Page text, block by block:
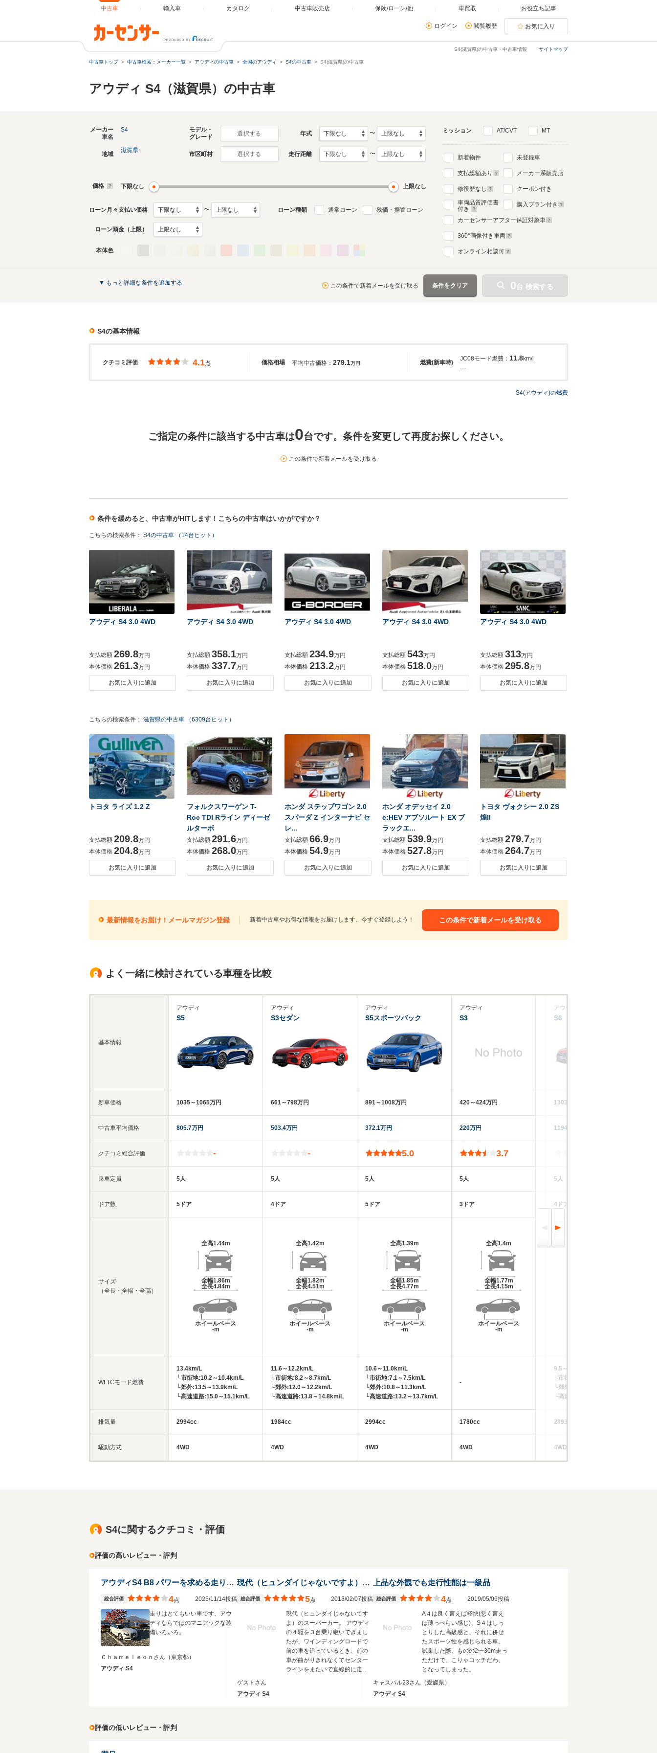
中古車 輸入車 カタログ 中古車販売店 保険/ローン/他 車買取 お役立ち記事
ログイン 閲覧履歴 お気に入り
サイトマップ
S4(滋賀県)の中古車・中古車情報
中古車トップ 中古車検索：メーカー一覧 アウディの中古車 全国のアウディ S4の中古車 S4(滋賀県)の中古車
アウディ S4（滋賀県）の中古車
メーカー
車名
S4
モデル・
グレード
選択する 年式 〜
地域
滋賀県
市区町村 選択する 走行距離 〜
価格 下限なし 上限なし
ローン月々支払い価格 〜 ローン種類 通常ローン 残価・据置ローン
ローン頭金（上限）
本体色
ミッション AT/CVT MT
新着物件
支払総額あり
修復歴なし
車両品質評価書
付き
未登録車
メーカー系販売店
クーポン付き
購入プラン付き
カーセンサーアフター保証対象車
360°画像付き車両
オンライン相談可
▼ もっと詳細な条件を追加する この条件で新着メールを受け取る 条件をクリア 0台 検索する
S4の基本情報
クチコミ評価 価格相場 燃費(新車時)
4.1点 平均中古価格： 279.1万円
JC08モード燃費： 11.8km/l
---
S4(アウディ)の燃費
ご指定の条件に該当する中古車は0台です。条件を変更して再度お探しください。
この条件で新着メールを受け取る
条件を緩めると、中古車がHITします！こちらの中古車はいかがですか？
こちらの検索条件： S4の中古車 （14台ヒット）
アウディ S4 3.0 4WD
支払総額 269.8万円
本体価格 261.3万円
お気に入りに追加
アウディ S4 3.0 4WD
支払総額 358.1万円
本体価格 337.7万円
お気に入りに追加
アウディ S4 3.0 4WD
支払総額 234.9万円
本体価格 213.2万円
お気に入りに追加
アウディ S4 3.0 4WD
支払総額 543万円
本体価格 518.0万円
お気に入りに追加
アウディ S4 3.0 4WD
支払総額 313万円
本体価格 295.8万円
お気に入りに追加
こちらの検索条件： 滋賀県の中古車 （6309台ヒット）
トヨタ ライズ 1.2 Z
支払総額 209.8万円
本体価格 204.8万円
お気に入りに追加
フォルクスワーゲン T-
Roc TDI Rライン ディーゼ
ルターボ
支払総額 291.6万円
本体価格 268.0万円
お気に入りに追加
ホンダ ステップワゴン 2.0
スパーダ Z インターナビ セ
レ...
支払総額 66.9万円
本体価格 54.9万円
お気に入りに追加
ホンダ オデッセイ 2.0
e:HEV アブソルート EX ブ
ラックエ...
支払総額 539.9万円
本体価格 527.8万円
お気に入りに追加
トヨタ ヴォクシー 2.0 ZS
煌II
支払総額 279.7万円
本体価格 264.7万円
お気に入りに追加
最新情報をお届け！メールマガジン登録 新着中古車やお得な情報をお届けします。今すぐ登録しよう！ この条件で新着メールを受け取る
よく一緒に検討されている車種を比較
基本情報
新車価格
中古車平均価格
クチコミ総合評価
乗車定員
ドア数
サイズ
（全長・全幅・全高）
WLTCモード燃費
排気量
駆動方式
アウディ
S5
1035～1065万円
805.7万円
-
5人
5ドア
全高1.44m
全幅1.86m
全長4.84m
ホイールベース
-m
13.4km/L
└市街地:10.2～10.4km/L
└郊外:13.5～13.9km/L
└高速道路:15.0～15.1km/L
2994cc
4WD
アウディ
S3セダン
661～798万円
503.4万円
-
5人
4ドア
全高1.42m
全幅1.82m
全長4.51m
ホイールベース
-m
11.6～12.2km/L
└市街地:8.2～8.7km/L
└郊外:12.0～12.2km/L
└高速道路:13.8～14.8km/L
1984cc
4WD
アウディ
S5スポーツバック
891～1008万円
372.1万円
5.0
5人
5ドア
全高1.39m
全幅1.85m
全長4.77m
ホイールベース
-m
10.6～11.0km/L
└市街地:7.1～7.5km/L
└郊外:10.8～11.3km/L
└高速道路:13.2～13.7km/L
2994cc
4WD
アウディ
S3
420～424万円
220万円
3.7
5人
3ドア
全高1.4m
全幅1.77m
全長4.15m
ホイールベース
-m
-
1780cc
4WD
アウディ
S6
1303～1423万円
1194万円
5人
4ドア
9.5～9.8km/L
└市街地:6.8km/L
└郊外:9.5～9.8km/L
└高速道路:11.4～12.0km/L
2893cc
4WD
S4に関するクチコミ・評価
評価の高いレビュー・評判
アウディS4 B8 パワーを求める走り屋でセダン希望の方向け
総合評価 4点 2025/11/14投稿
走りはとてもいい車です、アウ
ディならではのマニアックな装
備いろいろ。
Ｃｈａｍｅｌｅｏｎさん （東京都）
アウディ S4
現代（ヒュンダイじゃないですよ）のスーパーカー
総合評価 5点 2013/02/07投稿
現代（ヒュンダイじゃないです
よ）のスーパーカー。 アウディ
の４駆を３台乗り継いできまし
たが、ワインディングロードで
前の車を追っているとき、前の
車が曲がりきれなくてセンター
ラインをまたいで直線的に走っ
ゲストさん
アウディ S4
上品な外観でも走行性能は一級品
総合評価 4点 2019/05/06投稿
A４は良く言えば軽快(悪く言え
ば薄っぺらい感じ)、S４はしっ
とりした高級感と、それに併せ
たスポーツ性を感じられる車。
試乗した際、ものの2〜30m走っ
ただけで、こりゃコッチだわ、
となってしまった。
キャスバル23さん （愛媛県）
アウディ S4
評価の低いレビュー・評判